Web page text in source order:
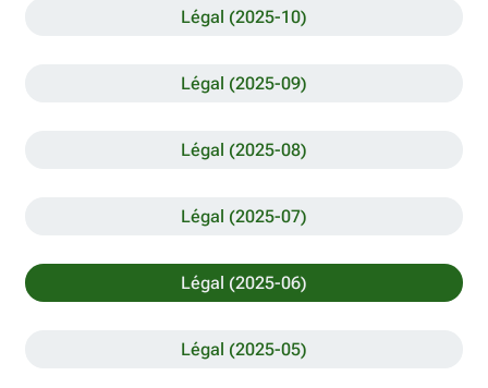
Légal (2025-10)
Légal (2025-09)
Légal (2025-08)
Légal (2025-07)
Légal (2025-06)
Légal (2025-05)